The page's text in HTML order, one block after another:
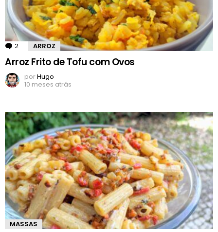
2 Comentários
ARROZ
Arroz Frito de Tofu com Ovos
porHugo
10 meses atrás
MASSAS